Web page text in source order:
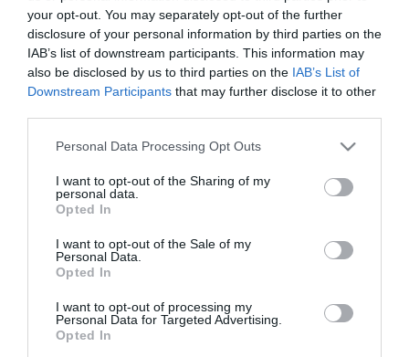
your opt-out. You may separately opt-out of the further
disclosure of your personal information by third parties on the
IAB’s list of downstream participants. This information may
also be disclosed by us to third parties on the IAB’s List of
Downstream Participants that may further disclose it to other
Please note that this website/app uses one or more Google
not limited to your visit or usage behaviour. You may click to
grant or deny consent to Google and its third-party tags to
use your data for below specified purposes in below Google
consent section.
Personal Data Processing Opt Outs
I want to opt-out of the Sharing of my
personal data.
Opted In
I want to opt-out of the Sale of my
Personal Data.
Opted In
I want to opt-out of processing my
Personal Data for Targeted Advertising.
Opted In
Kapcsolódó írások:
Swoboda: az alaptörvény módosítása ellentétes az EU
Szolidaritás mozgalom: a módosítás felszámolhatja a
demokráciát
Az EB és az ET aggodalmának ad hangot
Figyelem! A cikkhez hozzáfűzött hozzászólások nem ama.hu
network nézeteit
tükrözik. A szerkesztőség mindössze a hírek publikációjával foglalkozik, a